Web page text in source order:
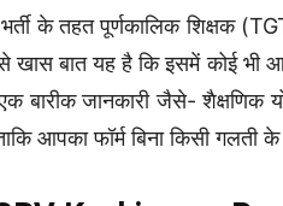
के तहत पूर्णकालिक शिक्षक
खास बात यह है कि इसमें कोई
बारीक जानकारी जैसे-
आपका फॉर्म बिना किसी गलती